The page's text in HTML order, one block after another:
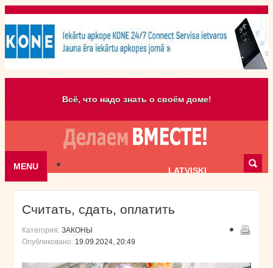
Всё, что надо знать о своём доме!
MENU LATVISKI
Skip to content
Считать, сдать, оплатить
Категория: ЗАКОНЫ
Опубликовано: 19.09.2024, 20:49